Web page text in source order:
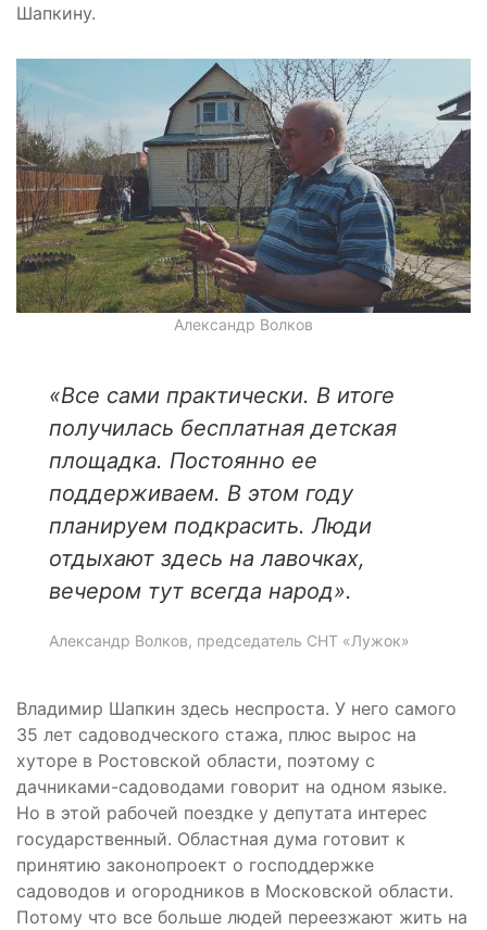
Шапкину.
Александр Волков
«Все сами практически. В итоге
получилась бесплатная детская
площадка. Постоянно ее
поддерживаем. В этом году
планируем подкрасить. Люди
отдыхают здесь на лавочках,
вечером тут всегда народ».
Александр Волков, председатель СНТ «Лужок»
Владимир Шапкин здесь неспроста. У него самого
35 лет садоводческого стажа, плюс вырос на
хуторе в Ростовской области, поэтому с
дачниками-садоводами говорит на одном языке.
Но в этой рабочей поездке у депутата интерес
государственный. Областная дума готовит к
принятию законопроект о господдержке
садоводов и огородников в Московской области.
Потому что все больше людей переезжают жить на